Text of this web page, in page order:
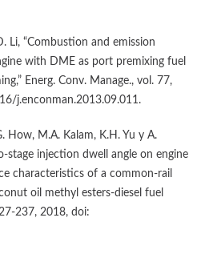
Li, “Combustion and emission
with DME as port premixing fuel
Energ. Conv. Manage., vol. 77,
j.enconman.2013.09.011.
How, M.A. Kalam, K.H. Yu y A.
stage injection dwell angle on engine
characteristics of a common-rail
oil methyl esters-diesel fuel
237, 2018, doi: